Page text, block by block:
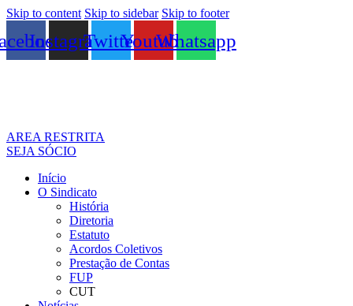
Skip to content Skip to sidebar Skip to footer
InstagramTwitterYoutubeWhatsapp
AREA RESTRITA
SEJA SÓCIO
Início
O Sindicato
História
Diretoria
Estatuto
Acordos Coletivos
Prestação de Contas
FUP
CUT